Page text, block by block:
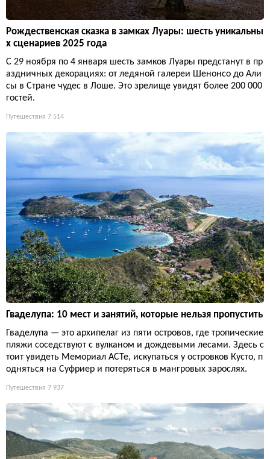
Рождественская сказка в замках Луары: шесть уникальны
х сценариев 2025 года
С 29 ноября по 4 января шесть замков Луары предстанут в пр
аздничных декорациях: от ледяной галереи Шенонсо до Али
сы в Стране чудес в Лоше. Это зрелище увидят более 200 000
гостей.
Путешествия 7 514
Гваделупа: 10 мест и занятий, которые нельзя пропустить
Гваделупа — это архипелаг из пяти островов, где тропические
пляжи соседствуют с вулканом и дождевыми лесами. Здесь с
тоит увидеть Мемориал ACTe, искупаться у островков Кусто, п
одняться на Суфриер и потеряться в мангровых зарослях.
Путешествия 7 937